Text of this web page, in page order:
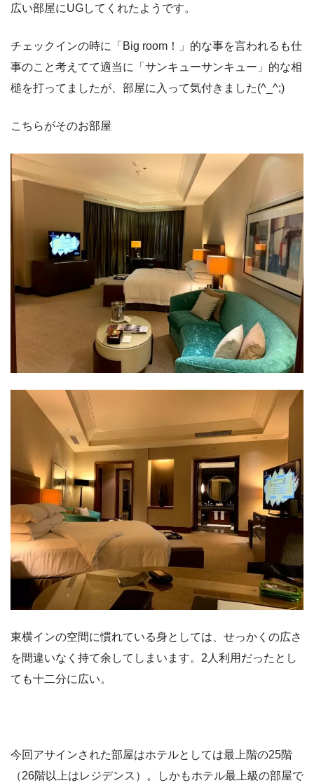
広い部屋にUGしてくれたようです。
チェックインの時に「Big room！」的な事を言われるも仕
事のこと考えてて適当に「サンキューサンキュー」的な相
槌を打ってましたが、部屋に入って気付きました(^_^;)
こちらがそのお部屋
東横インの空間に慣れている身としては、せっかくの広さ
を間違いなく持て余してしまいます。2人利用だったとし
ても十二分に広い。
今回アサインされた部屋はホテルとしては最上階の25階
（26階以上はレジデンス）。しかもホテル最上級の部屋で